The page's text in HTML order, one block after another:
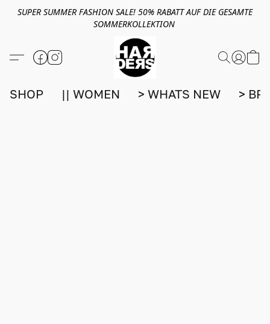
SUPER SUMMER FASHION SALE! 50% RABATT AUF DIE GESAMTE
SOMMERKOLLEKTION
SHOP || WOMEN > WHATS NEW >